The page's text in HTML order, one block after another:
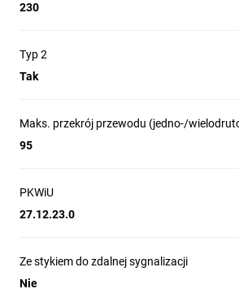
230
Typ 2
Tak
Maks. przekrój przewodu (jedno-/
95
PKWiU
27.12.23.0
Ze stykiem do zdalnej sygnalizacji
Nie